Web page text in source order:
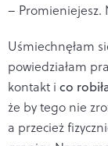
– Promieniejesz.
Uśmiechnęłam
powiedziałam
kontakt i co
że by tego nie
a przecież